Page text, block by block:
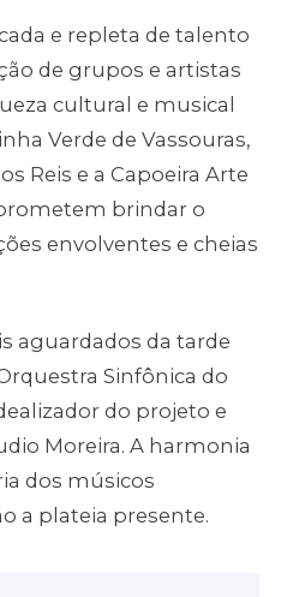
e repleta de talento
de grupos e artistas
cultural e musical
Verde de Vassouras,
Reis e a Capoeira Arte
brindar o
envolventes e cheias
aguardados da tarde
Sinfônica do
do projeto e
Moreira. A harmonia
dos músicos
a plateia presente.